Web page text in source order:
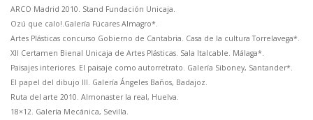
ARCO Madrid 2010. Stand Fundación Unicaja.
Ozú que calo!.Galería Fúcares Almagro*.
Artes Plásticas concurso Gobierno de Cantabria. Casa de la cultura Torrelavega*.
XII Certamen Bienal Unicaja de Artes Plásticas. Sala Italcable. Málaga*.
Paisajes interiores. El paisaje como autorretrato. Galería Siboney, Santander*.
El papel del dibujo III. Galería Ángeles Baños, Badajoz.
Ruta del arte 2010. Almonaster la real, Huelva.
18×12. Galería Mecánica, Sevilla.